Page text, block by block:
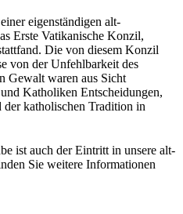
eigenständigen alt-
Erste Vatikanische Konzil,
Die von diesem Konzil
von der Unfehlbarkeit des
Gewalt waren aus Sicht
Katholiken Entscheidungen,
katholischen Tradition in
ist auch der Eintritt in unsere alt-
Sie weitere Informationen